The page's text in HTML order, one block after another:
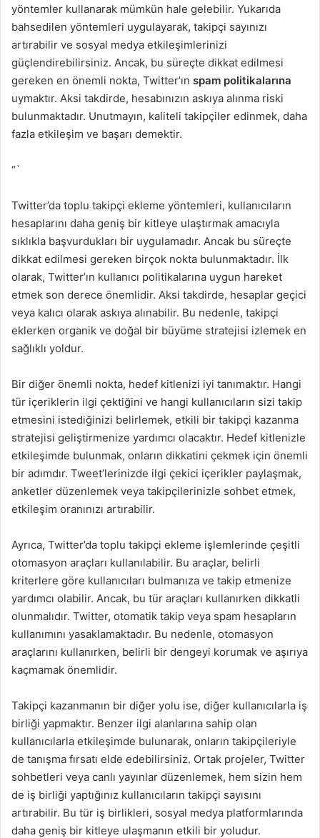
yöntemler kullanarak mümkün hale gelebilir. Yukarıda
bahsedilen yöntemleri uygulayarak, takipçi sayınızı
artırabilir ve sosyal medya etkileşimlerinizi
güçlendirebilirsiniz. Ancak, bu süreçte dikkat edilmesi
gereken en önemli nokta, Twitter’ın spam politikalarına
uymaktır. Aksi takdirde, hesabınızın askıya alınma riski
bulunmaktadır. Unutmayın, kaliteli takipçiler edinmek, daha
fazla etkileşim ve başarı demektir.
“`
Twitter’da toplu takipçi ekleme yöntemleri, kullanıcıların
hesaplarını daha geniş bir kitleye ulaştırmak amacıyla
sıklıkla başvurdukları bir uygulamadır. Ancak bu süreçte
dikkat edilmesi gereken birçok nokta bulunmaktadır. İlk
olarak, Twitter’ın kullanıcı politikalarına uygun hareket
etmek son derece önemlidir. Aksi takdirde, hesaplar geçici
veya kalıcı olarak askıya alınabilir. Bu nedenle, takipçi
eklerken organik ve doğal bir büyüme stratejisi izlemek en
sağlıklı yoldur.
Bir diğer önemli nokta, hedef kitlenizi iyi tanımaktır. Hangi
tür içeriklerin ilgi çektiğini ve hangi kullanıcıların sizi takip
etmesini istediğinizi belirlemek, etkili bir takipçi kazanma
stratejisi geliştirmenize yardımcı olacaktır. Hedef kitlenizle
etkileşimde bulunmak, onların dikkatini çekmek için önemli
bir adımdır. Tweet’lerinizde ilgi çekici içerikler paylaşmak,
anketler düzenlemek veya takipçilerinizle sohbet etmek,
etkileşim oranınızı artırabilir.
Ayrıca, Twitter’da toplu takipçi ekleme işlemlerinde çeşitli
otomasyon araçları kullanılabilir. Bu araçlar, belirli
kriterlere göre kullanıcıları bulmanıza ve takip etmenize
yardımcı olabilir. Ancak, bu tür araçları kullanırken dikkatli
olunmalıdır. Twitter, otomatik takip veya spam hesapların
kullanımını yasaklamaktadır. Bu nedenle, otomasyon
araçlarını kullanırken, belirli bir dengeyi korumak ve aşırıya
kaçmamak önemlidir.
Takipçi kazanmanın bir diğer yolu ise, diğer kullanıcılarla iş
birliği yapmaktır. Benzer ilgi alanlarına sahip olan
kullanıcılarla etkileşimde bulunarak, onların takipçileriyle
de tanışma fırsatı elde edebilirsiniz. Ortak projeler, Twitter
sohbetleri veya canlı yayınlar düzenlemek, hem sizin hem
de iş birliği yaptığınız kullanıcıların takipçi sayısını
artırabilir. Bu tür iş birlikleri, sosyal medya platformlarında
daha geniş bir kitleye ulaşmanın etkili bir yoludur.